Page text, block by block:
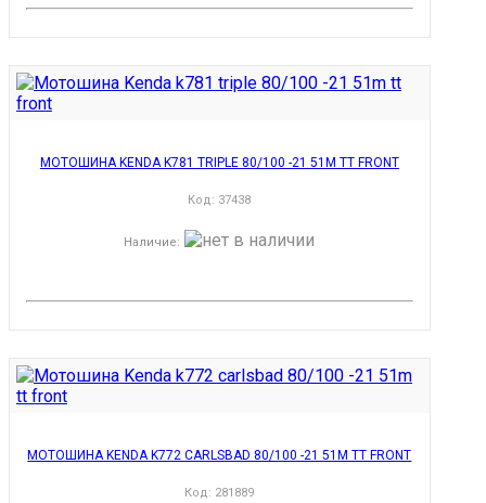
МОТОШИНА KENDA K781 TRIPLE 80/100 -21 51M TT FRONT
Код: 37438
Наличие:
МОТОШИНА KENDA K772 CARLSBAD 80/100 -21 51M TT FRONT
Код: 281889